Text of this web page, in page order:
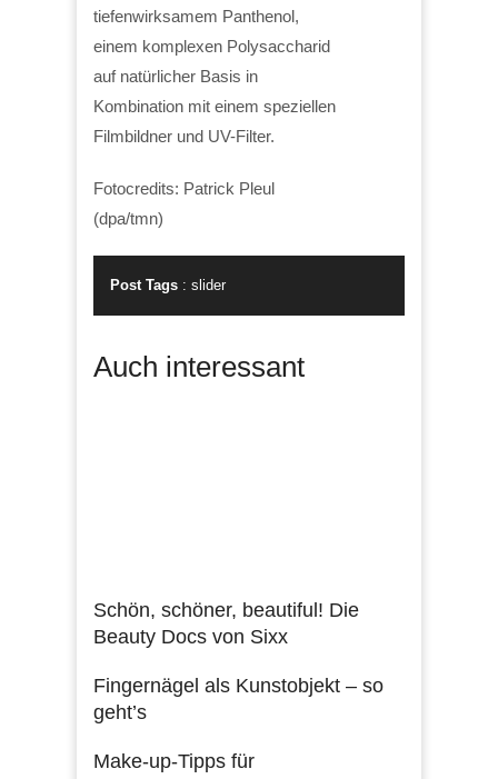
tiefenwirksamem Panthenol,
einem komplexen Polysaccharid
auf natürlicher Basis in
Kombination mit einem speziellen
Filmbildner und UV-Filter.
Fotocredits: Patrick Pleul
(dpa/tmn)
Post Tags : slider
Auch interessant
Schön, schöner, beautiful! Die
Beauty Docs von Sixx
Fingernägel als Kunstobjekt – so
geht’s
Make-up-Tipps für